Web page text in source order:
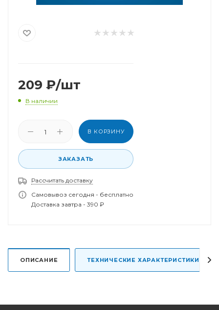
209 ₽/шт
В наличии
В КОРЗИНУ
ЗАКАЗАТЬ
Рассчитать доставку
Самовывоз сегодня - бесплатно
Доставка завтра - 390 ₽
ОПИСАНИЕ ТЕХНИЧЕСКИЕ ХАРАКТЕРИСТИКИ
Спасибо за заказ!
В ближайшее время наш менеджер свяжется с
вами.